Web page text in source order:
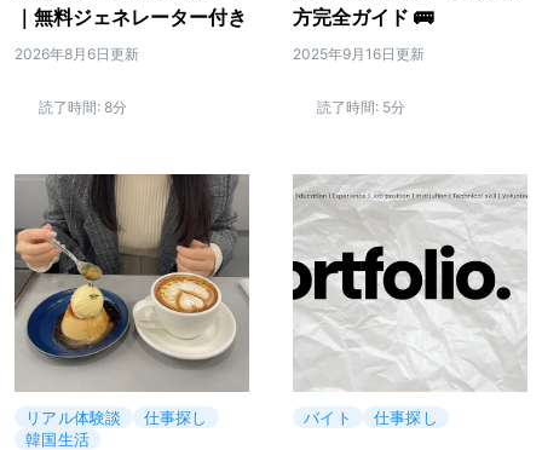
｜無料ジェネレーター付き
2026年8月6日更新
読了時間: 8分
方完全ガイド 🚌
2025年9月16日更新
読了時間: 5分
リアル体験談
仕事探し
韓国生活
バイト 仕事探し